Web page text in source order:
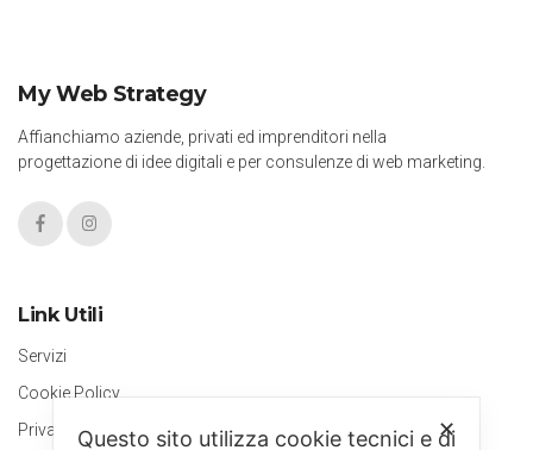
My Web Strategy
Affianchiamo aziende, privati ed imprenditori nella
progettazione di idee digitali e per consulenze di web marketing.
Link Utili
Servizi
Cookie Policy
Privacy Policy
✕
Questo sito utilizza cookie tecnici e di